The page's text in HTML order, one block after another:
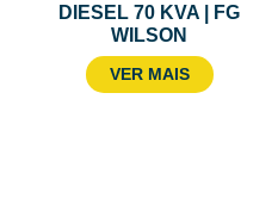
DIESEL 70 KVA | FG
WILSON
VER MAIS